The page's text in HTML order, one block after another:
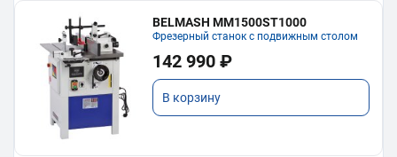
BELMASH MM1500ST1000
Фрезерный станок с подвижным столом
142 990 ₽
В корзину